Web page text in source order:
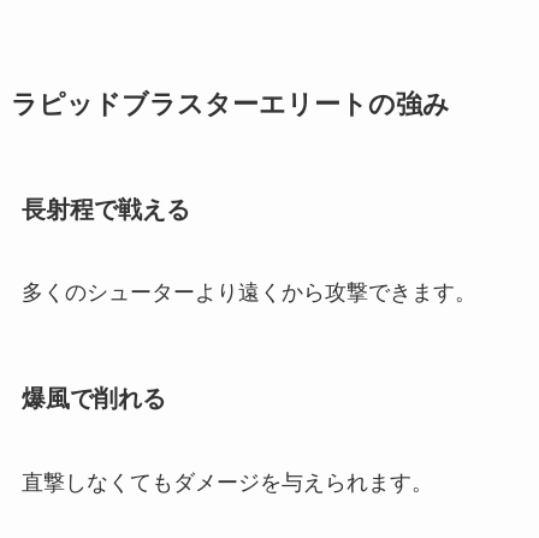
ラピッドブラスターエリートの強み
長射程で戦える
多くのシューターより遠くから攻撃できます。
爆風で削れる
直撃しなくてもダメージを与えられます。